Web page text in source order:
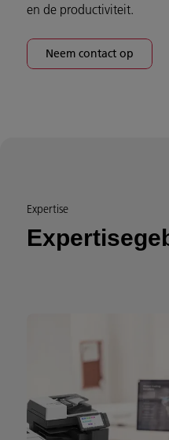
en de productiviteit.
Neem contact op
Expertise